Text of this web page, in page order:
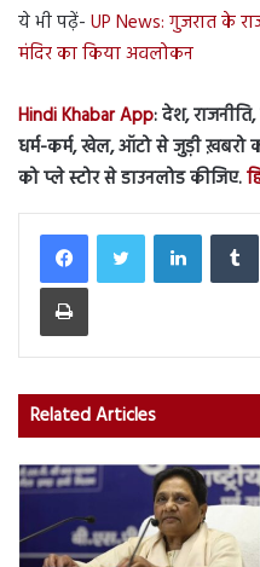
ये भी पढ़ें- UP News: गुजरात के
मंदिर का किया अवलोकन
Hindi Khabar App: देश,
धर्म-कर्म, खेल, ऑटो से जुड़ी ख़बरो
को प्ले स्टोर से डाउनलोड कीजिए.
LinkedIn
Print
Related Articles